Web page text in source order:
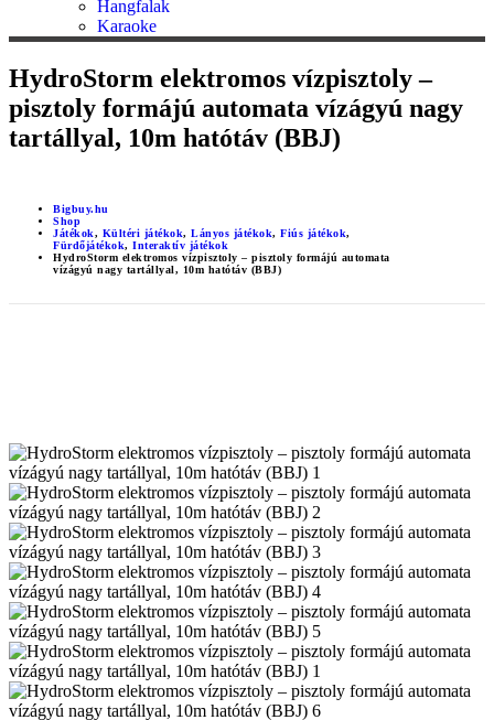
Hangfalak
Karaoke
HydroStorm elektromos vízpisztoly –
pisztoly formájú automata vízágyú nagy
tartállyal, 10m hatótáv (BBJ)
Bigbuy.hu
Shop
Játékok, Kültéri játékok, Lányos játékok, Fiús játékok,
Fürdőjátékok, Interaktív játékok
HydroStorm elektromos vízpisztoly – pisztoly formájú automata
vízágyú nagy tartállyal, 10m hatótáv (BBJ)